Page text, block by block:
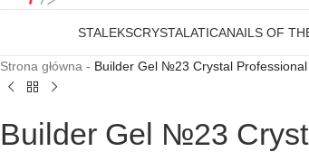
STALEKSCRYSTAL ATICANAILS OF
Strona główna - Builder Gel №23 Crystal
Builder Gel №23